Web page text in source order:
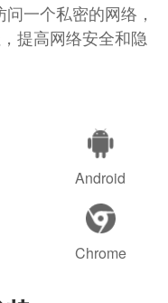
一个私密的网络，
提高网络安全和隐
Android
Chrome